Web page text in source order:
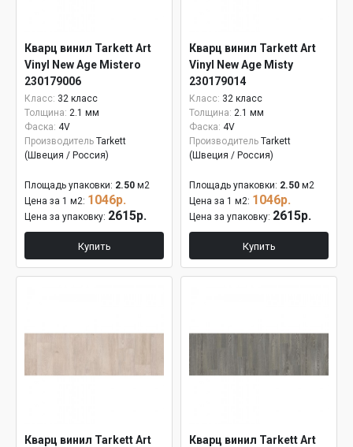
Кварц винил Tarkett Art
Vinyl New Age Mistero
230179006
Класс: 32 класс
Толщина: 2.1 мм
Фаска: 4V
Производитель Tarkett
(Швеция / Россия)
Площадь упаковки: 2.50 м2
Цена за 1 м2: 1046р.
Цена за упаковку: 2615р.
Купить
Кварц винил Tarkett Art
Vinyl New Age Misty
230179014
Класс: 32 класс
Толщина: 2.1 мм
Фаска: 4V
Производитель Tarkett
(Швеция / Россия)
Площадь упаковки: 2.50 м2
Цена за 1 м2: 1046р.
Цена за упаковку: 2615р.
Купить
Кварц винил Tarkett Art
Кварц винил Tarkett Art